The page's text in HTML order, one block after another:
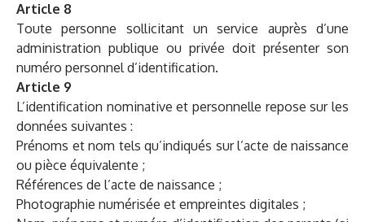
Article 8
Toute personne sollicitant un service auprès d’une
administration publique ou privée doit présenter son
numéro personnel d’identification.
Article 9
L’identification nominative et personnelle repose sur les
données suivantes :
Prénoms et nom tels qu’indiqués sur l’acte de naissance
ou pièce équivalente ;
Références de l’acte de naissance ;
Photographie numérisée et empreintes digitales ;